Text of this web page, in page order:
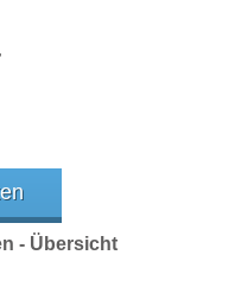
- Übersicht